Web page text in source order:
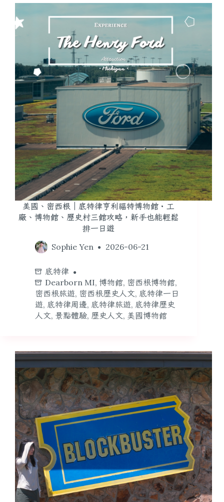
美國、密西根｜底特律亨利福特博物館・工
廠、博物館、歷史村三館攻略，新手也能輕鬆
排一日遊
Sophie Yen
2026-06-21
底特律
Dearborn MI, 博物館, 密西根博物館,
密西根旅遊, 密西根歷史人文, 底特律一日
遊, 底特律周邊, 底特律旅遊, 底特律歷史
人文, 景點體驗, 歷史人文, 美國博物館